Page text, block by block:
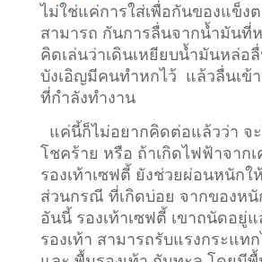
ไม่ใช่แค่การใส่เพื่อกันของแข็ง
สามารถ กันการลื่นจากน้ำมันที่
คิดเล่นว่าเดินเหยียบน้ำมันหล่อ
บังเอิญมีคนทำหกไว้ แล้วลื่นเข้า
ที่กำลังทำงาน
แค่นี้ก็ไม่อยากคิดต่อแล้วว่า จ
โชคร้าย หรือ ถ้าเกิดไฟฟ้าจากเ
รองเท้าเซฟตี้ ยังช่วยผ่อนหนักใ
ส่วนกรณี ที่เกิดบ่อย จากของห
อันนี้ รองเท้าเซฟตี้ เขาถนัดอยู่แ
รองเท้า สามารถรับแรงกระแทก